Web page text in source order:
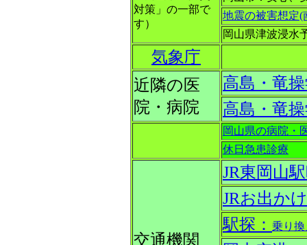
対策」の一部で
す）
地震の被害想定(
岡山県津波浸水
気象庁
近隣の医
院・病院
高島・竜
高島・竜
岡山県の病院・
休日急患診療
交通機関
JR東岡山
JRお出か
駅探： 乗り